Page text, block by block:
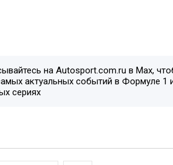
на Autosport.com.ru в Max,
актуальных событий в Формуле 1
сериях